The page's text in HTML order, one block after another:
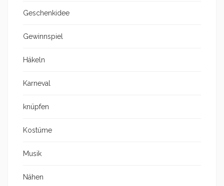
Geschenkidee
Gewinnspiel
Häkeln
Karneval
knüpfen
Kostüme
Musik
Nähen